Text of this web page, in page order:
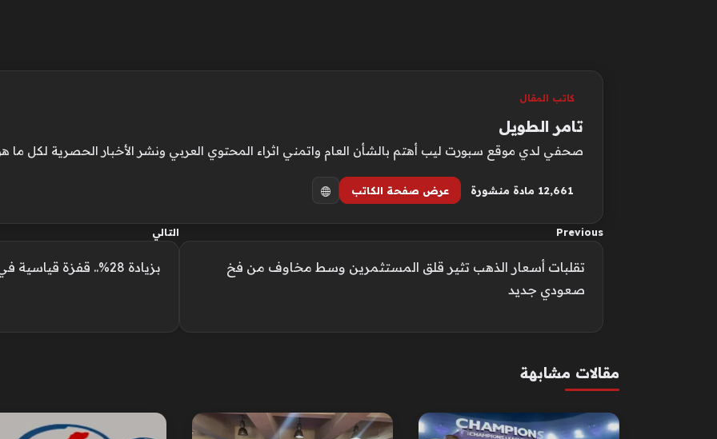
كاتب المقال
تامر الطويل
صحفي لدي موقع سبورت ليب أهتم بالشأن العام واتمني اثراء المحتوي العربي ونشر الأخبار الحصرية لكل ما
12٬661 مادة منشورة عرض صفحة الكاتب
Previous
تقلبات أسعار الذهب تثير قلق المستثمرين وسط مخاوف من فخ
صعودي جديد
التالي
بزيادة 28%.. قفزة قياسية في مبيعات طلعت مصطفى المصرية
مقالات مشابهة